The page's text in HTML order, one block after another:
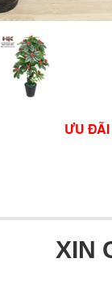
ƯU ĐÃI
XIN